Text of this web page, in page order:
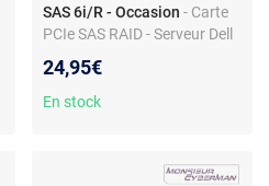
SAS 6i/R - Occasion - Carte
PCIe SAS RAID - Serveur Dell
24,95€
En stock